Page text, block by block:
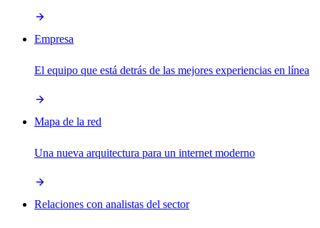
Empresa
El equipo que está detrás de las mejores experiencias en línea
Mapa de la red
Una nueva arquitectura para un internet moderno
Relaciones con analistas del sector